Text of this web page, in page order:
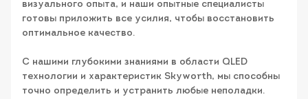
визуального опыта, и наши опытные специалисты
готовы приложить все усилия, чтобы восстановить
оптимальное качество.
С нашими глубокими знаниями в области QLED
технологии и характеристик Skyworth, мы способны
точно определить и устранить любые неполадки.